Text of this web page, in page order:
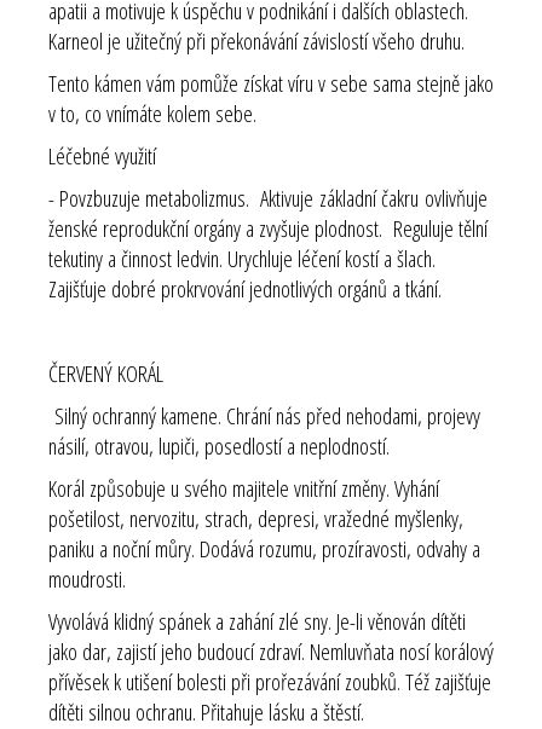
apatii a motivuje k úspěchu v podnikání i dalších oblastech.
Karneol je užitečný při překonávání závislostí všeho druhu.
Tento kámen vám pomůže získat víru v sebe sama stejně jako
v to, co vnímáte kolem sebe.
Léčebné využití
- Povzbuzuje metabolizmus. Aktivuje základní čakru ovlivňuje
ženské reprodukční orgány a zvyšuje plodnost. Reguluje tělní
tekutiny a činnost ledvin. Urychluje léčení kostí a šlach.
Zajišťuje dobré prokrvování jednotlivých orgánů a tkání.
ČERVENÝ KORÁL
Silný ochranný kamene. Chrání nás před nehodami, projevy
násilí, otravou, lupiči, posedlostí a neplodností.
Korál způsobuje u svého majitele vnitřní změny. Vyhání
pošetilost, nervozitu, strach, depresi, vražedné myšlenky,
paniku a noční můry. Dodává rozumu, prozíravosti, odvahy a
moudrosti.
Vyvolává klidný spánek a zahání zlé sny. Je-li věnován dítěti
jako dar, zajistí jeho budoucí zdraví. Nemluvňata nosí korálový
přívěsek k utišení bolesti při prořezávání zoubků. Též zajišťuje
dítěti silnou ochranu. Přitahuje lásku a štěstí.